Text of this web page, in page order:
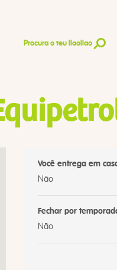
Procura o teu llaollao
Você entrega em
Não
Fechar por
Não